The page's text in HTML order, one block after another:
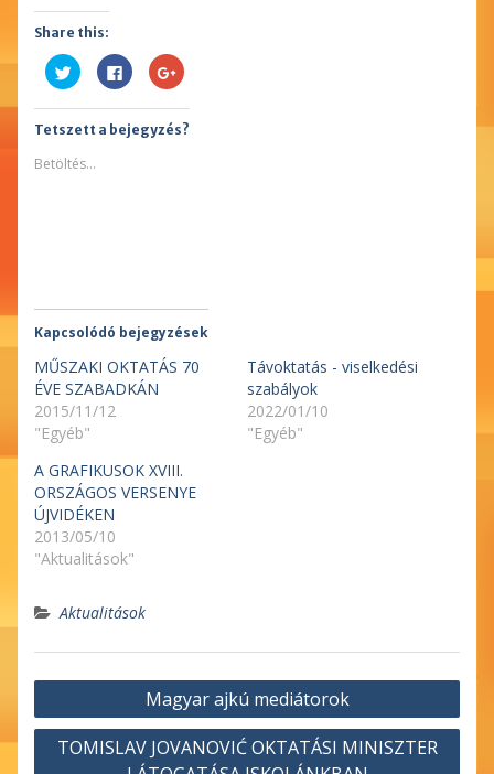
Share this:
Kattints
ide
Twitter-
en
való
ablakban
nyílik
Facebookon
való
megosztáshoz
kattintás
ide.
(Új
Megosztás
a
plusszon(Új
ablakban
nyílik
Tetszett a bejegyzés?
Betöltés...
Kapcsolódó bejegyzések
MŰSZAKI OKTATÁS 70
ÉVE SZABADKÁN
2015/11/12
"Egyéb"
Távoktatás - viselkedési
szabályok
2022/01/10
"Egyéb"
A GRAFIKUSOK XVIII.
ORSZÁGOS VERSENYE
ÚJVIDÉKEN
2013/05/10
"Aktualitások"
Aktualitások
Bejegyzés
navigáció
Magyar ajkú mediátorok
TOMISLAV JOVANOVIĆ OKTATÁSI MINISZTER